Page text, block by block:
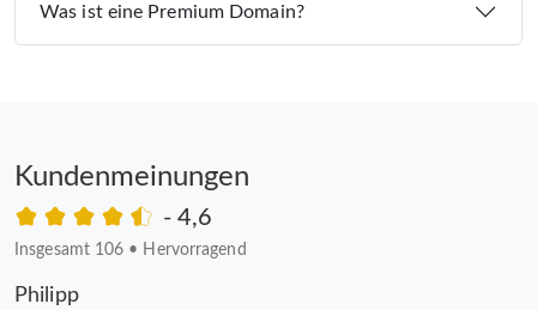
Was ist eine Premium Domain?
Kundenmeinungen
- 4,6
Insgesamt 106 • Hervorragend
Philipp